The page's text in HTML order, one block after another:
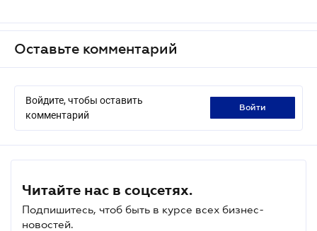
Оставьте комментарий
Войдите, чтобы оставить
комментарий
войти
Читайте нас в соцсетях.
Подпишитесь, чтоб быть в курсе всех бизнес-
новостей.